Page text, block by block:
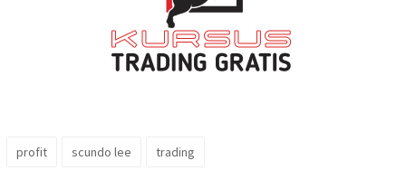
profit scundo lee trading